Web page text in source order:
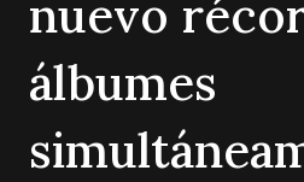
nuevo
álbumes